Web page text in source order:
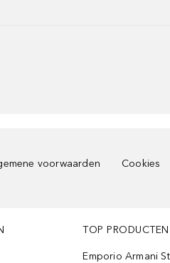
voorwaarden Cookies
TOP PRODUCTEN
Emporio Armani